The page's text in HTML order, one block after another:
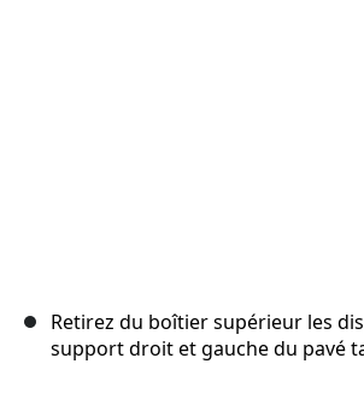
Retirez du boîtier supérieur les
support droit et gauche du pavé